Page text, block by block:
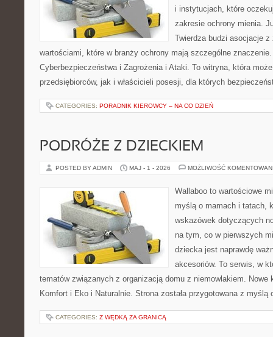
i instytucjach, które
zakresie ochrony mienia.
Twierdza budzi asocjacje
wartościami, które w branży ochrony mają szczególne
Cyberbezpieczeństwa i Zagrożenia i Ataki. To witryna, która
przedsiębiorców, jak i właścicieli posesji, dla których
CATEGORIES: PORADNIK KIEROWCY – NA CO DZIEŃ
PODRÓŻE Z DZIECKIEM
POSTED BY ADMIN MAJ - 1 - 2026 MOŻLIWOŚĆ
Wallaboo to wartościowe
myślą o mamach i tatach,
wskazówek dotyczących
na tym, co w pierwszych
dziecka jest naprawdę
akcesoriów. To serwis, w
tematów związanych z organizacją domu z niemowlakiem. Nowe
Komfort i Eko i Naturalnie. Strona została przygotowana z
CATEGORIES: Z WĘDKĄ ZA GRANICĄ